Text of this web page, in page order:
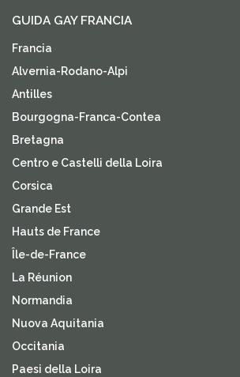
GUIDA GAY FRANCIA
Francia
Alvernia-Rodano-Alpi
Antilles
Bourgogna-Franca-Contea
Bretagna
Centro e Castelli della Loira
Corsica
Grande Est
Hauts de France
Île-de-France
La Réunion
Normandia
Nuova Aquitania
Occitania
Paesi della Loira